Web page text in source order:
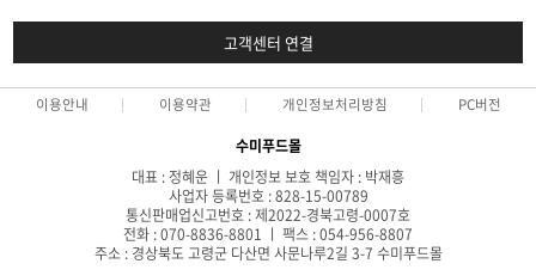
고객센터 연결
이용안내 이용약관 개인정보처리방침 PC버전
수미푸드몰
대표 : 정혜운 ㅣ 개인정보 보호 책임자 : 박재흥
사업자 등록번호 : 828-15-00789
통신판매업신고번호 : 제2022-경북고령-0007호
전화 : 070-8836-8801 ㅣ 팩스 : 054-956-8807
주소 : 경상북도 고령군 다산면 사문나루2길 3-7 수미푸드몰